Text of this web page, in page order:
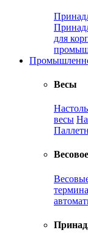
для
Весы
весы